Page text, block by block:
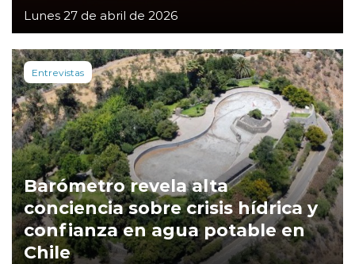
Lunes 27 de abril de 2026
Entrevistas
Barómetro revela alta
conciencia sobre crisis hídrica y
confianza en agua potable en
Chile